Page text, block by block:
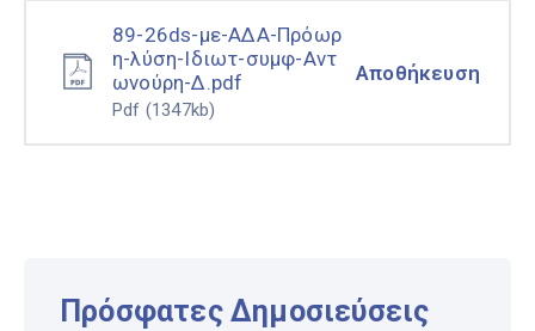
89-26ds-με-ΑΔΑ-Πρόωρ
η-λύση-Ιδιωτ-συμφ-Αντ
ωνούρη-Δ.pdf
Pdf (1347kb)
Αποθήκευση
Πρόσφατες Δημοσιεύσεις